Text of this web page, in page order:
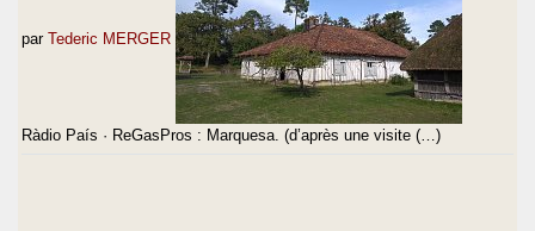
par Tederic MERGER
Ràdio País · ReGasPros : Marquesa. (d’après une visite (…)